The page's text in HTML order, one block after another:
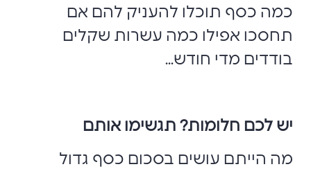
כמה כסף תוכלו להעניק להם אם
תחסכו אפילו כמה עשרות שקלים
בודדים מדי חודש...
יש לכם חלומות? תגשימו אותם
מה הייתם עושים בסכום כסף גדול